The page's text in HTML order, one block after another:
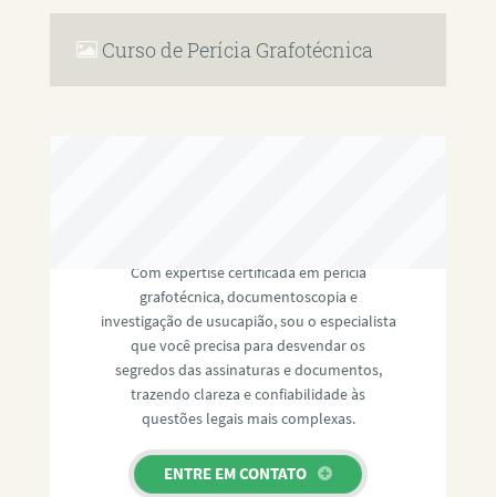
Curso de Perícia Grafotécnica
Com expertise certificada em perícia
grafotécnica, documentoscopia e
investigação de usucapião, sou o especialista
que você precisa para desvendar os
segredos das assinaturas e documentos,
trazendo clareza e confiabilidade às
questões legais mais complexas.
ENTRE EM CONTATO